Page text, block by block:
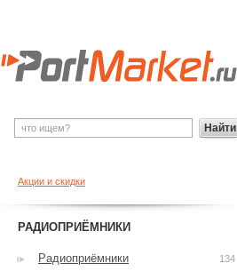
Акции и скидки
РАДИОПРИЁМНИКИ
Радиоприёмники 134
Найти